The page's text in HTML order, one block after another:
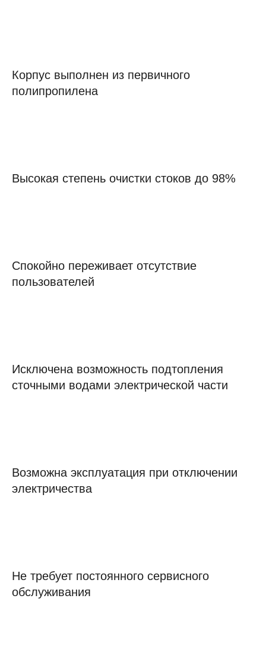
Корпус выполнен из первичного
полипропилена
Высокая степень очистки стоков до 98%
Спокойно переживает отсутствие
пользователей
Исключена возможность подтопления
сточными водами электрической части
Возможна эксплуатация при отключении
электричества
Не требует постоянного сервисного
обслуживания